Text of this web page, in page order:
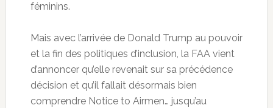
féminins.
Mais avec l’arrivée de Donald Trump au pouvoir
et la fin des politiques d’inclusion, la FAA vient
d’annoncer qu’elle revenait sur sa précédence
décision et qu’il fallait désormais bien
comprendre Notice to Airmen… jusqu’au